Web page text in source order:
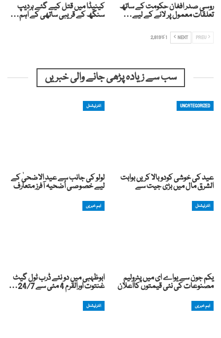
روسی صدر افغان حکومت کے ساتھ
تعلقات معمول پر لانے کے لیے…
کینیڈا میں قتل کیے گئے ہردیپ
سنگھ کے قریبی ساتھی کے اہم…
NEXT 1 کا 2,819
سب سے زیادہ پڑھی جانے والی خبریں
UNCATEGORIZED
عید کی خوشی کودوبالا کریں بوابت
الشرق مال میں بڑی جیت سے
انٹرنیشنل
لولو کی جانب سے عید الاضحیٰ کے
لیے خصوصی اُضحیہ آفرز متعارف
انٹرنیشنل
یکم جون سے یواے ای میں پٹرولیم
مصنوعات کی نئی قیمتوں کااعلان
اہم خبریں
ابوظہبی میں دو نئے ڈرب ٹول گیٹ
غنتوت اورالقرم 4 مئی سے 24/7…
اہم خبریں انٹرنیشنل